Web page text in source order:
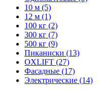
10 м (5)
12 м (1)
100 кг (2)
300 кг (7)
500 кг (9)
Пиканиски (13)
OXLIFT (27)
Фасадные (17)
Электрические (14)